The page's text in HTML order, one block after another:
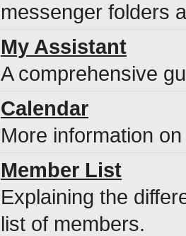
messenger folders
My Assistant
A comprehensive
Calendar
More information
Member List
Explaining the
list of members.